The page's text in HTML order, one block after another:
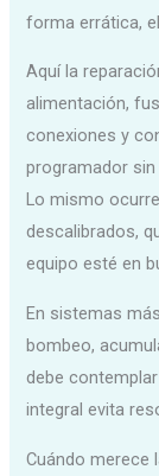
forma errática,
Aquí la
alimentación,
conexiones y
programador
Lo mismo
descalibrados,
equipo esté en
En sistemas
bombeo,
debe
integral evita
Cuándo merece